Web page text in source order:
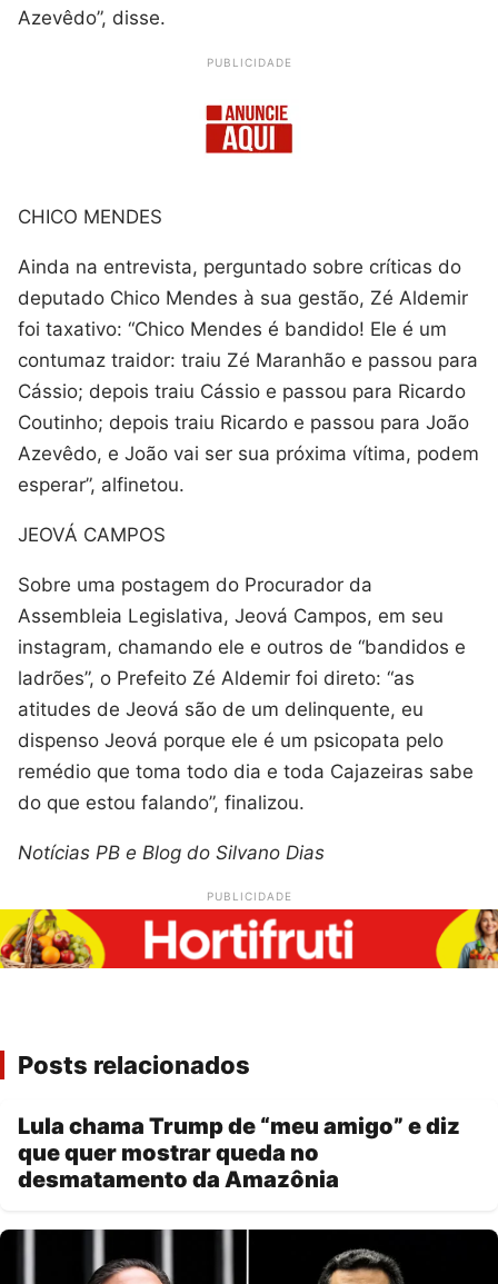
Azevêdo”, disse.
PUBLICIDADE
CHICO MENDES
Ainda na entrevista, perguntado sobre críticas do
deputado Chico Mendes à sua gestão, Zé Aldemir
foi taxativo: “Chico Mendes é bandido! Ele é um
contumaz traidor: traiu Zé Maranhão e passou para
Cássio; depois traiu Cássio e passou para Ricardo
Coutinho; depois traiu Ricardo e passou para João
Azevêdo, e João vai ser sua próxima vítima, podem
esperar”, alfinetou.
JEOVÁ CAMPOS
Sobre uma postagem do Procurador da
Assembleia Legislativa, Jeová Campos, em seu
instagram, chamando ele e outros de “bandidos e
ladrões”, o Prefeito Zé Aldemir foi direto: “as
atitudes de Jeová são de um delinquente, eu
dispenso Jeová porque ele é um psicopata pelo
remédio que toma todo dia e toda Cajazeiras sabe
do que estou falando”, finalizou.
Notícias PB e Blog do Silvano Dias
PUBLICIDADE
Posts relacionados
Lula chama Trump de “meu amigo” e diz
que quer mostrar queda no
desmatamento da Amazônia